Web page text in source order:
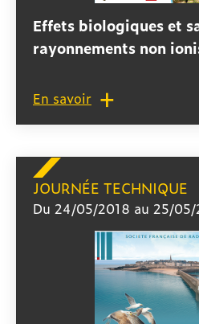
Effets biologiques et
rayonnements non
En savoir
JOURNÉE TECHNIQUE
Du 24/05/2018 au 25/05/